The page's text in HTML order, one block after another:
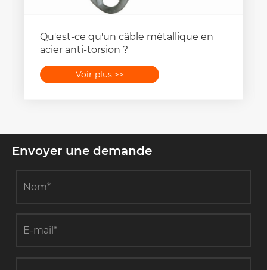
Qu'est-ce qu'un câble métallique en
acier anti-torsion ?
Voir plus >>
Envoyer une demande